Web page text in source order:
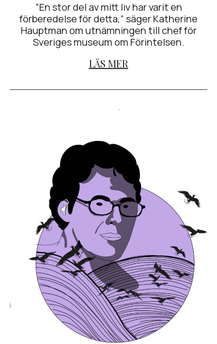
”En stor del av mitt liv har varit en
förberedelse för detta,” säger Katherine
Hauptman om utnämningen till chef för
Sveriges museum om Förintelsen.
LÄS MER